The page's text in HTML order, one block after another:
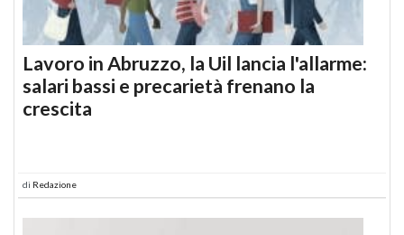
Lavoro in Abruzzo, la Uil lancia l'allarme:
salari bassi e precarietà frenano la
crescita
di Redazione